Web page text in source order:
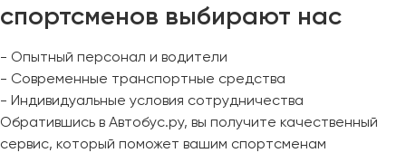
спортсменов выбирают нас
- Опытный персонал и водители
- Современные транспортные средства
- Индивидуальные условия сотрудничества
Обратившись в Автобус.ру, вы получите качественный
сервис, который поможет вашим спортсменам